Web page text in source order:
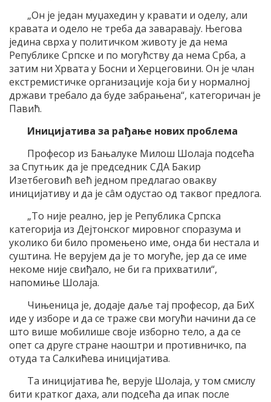
„Он је један муџахедин у кравати и оделу, али
кравата и одело не треба да заваравају. Његова
једина сврха у политичком животу је да нема
Републике Српске и по могућству да нема Срба, а
затим ни Хрвата у Босни и Херцеговини. Он је члан
екстремистичке организације која би у нормалној
држави требало да буде забрањена“, категоричан је
Павић.
Иницијатива за рађање нових проблема
Професор из Бањалуке Милош Шолаја подсећа
за Спутњик да је председник СДА Бакир
Изетбеговић већ једном предлагао овакву
иницијативу и да је сâм одустао од таквог предлога.
„То није реално, јер је Република Српска
категорија из Дејтонског мировног споразума и
уколико би било промењено име, онда би нестала и
суштина. Не верујем да је то могуће, јер да се име
некоме није свиђало, не би га прихватили“,
напомиње Шолаја.
Чињеница је, додаје даље тај професор, да БиХ
иде у изборе и да се траже сви могући начини да се
што више мобилише своје изборно тело, а да се
опет са друге стране наоштри и противничко, па
отуда та Салкићева иницијатива.
Та иницијатива ће, верује Шолаја, у том смислу
бити кратког даха, али подсећа да ипак после